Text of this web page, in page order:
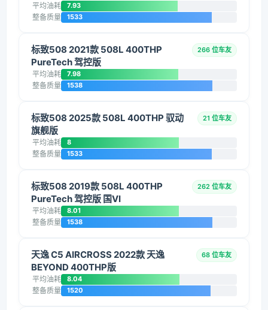
平均油耗 7.93
整备质量 1533
标致508 2021款 508L 400THP
PureTech 驾控版
266 位车友
平均油耗 7.98
整备质量 1538
标致508 2025款 508L 400THP 驭动
旗舰版
21 位车友
平均油耗 8
整备质量 1533
标致508 2019款 508L 400THP
PureTech 驾控版 国VI
262 位车友
平均油耗 8.01
整备质量 1538
天逸 C5 AIRCROSS 2022款 天逸
BEYOND 400THP版
68 位车友
平均油耗 8.04
整备质量 1520